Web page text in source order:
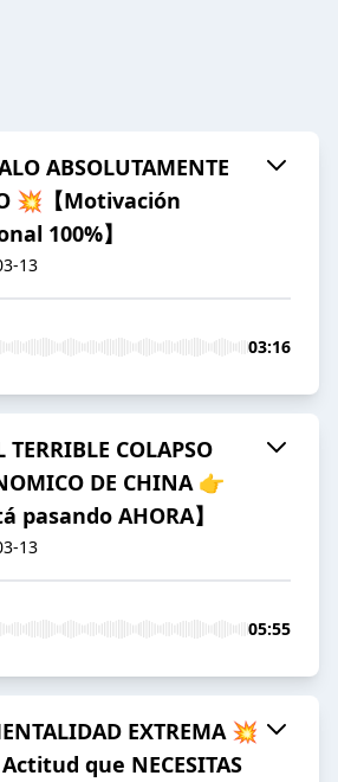
ABSOLUTAMENTE
💥【Motivación
100%】
13
03:16
TERRIBLE COLAPSO
DE CHINA 👉
pasando AHORA】
13
05:55
EXTREMA 💥
Actitud que NECESITAS